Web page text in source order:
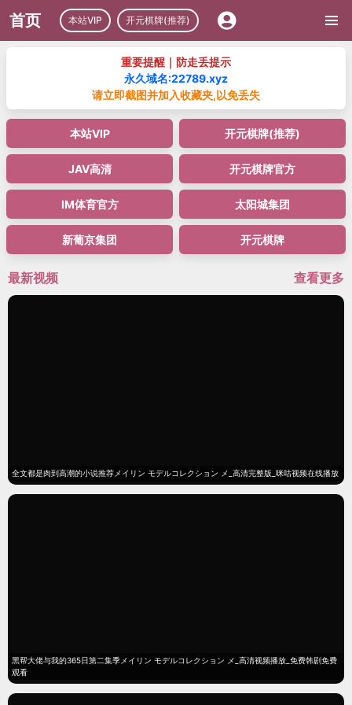
首页 本站VIP 开元棋牌(推荐)
重要提醒｜防走丢提示
永久域名:22789.xyz
请立即截图并加入收藏夹,以免丢失
本站VIP 开元棋牌(推荐)
JAV高清 开元棋牌官方
IM体育官方 太阳城集团
新葡京集团 开元棋牌
最新视频 查看更多
全文都是肉到高潮的小说推荐メイリン モデルコレクション メ_高清完整版_咪咕视频在线播放
黑帮大佬与我的365日第二集季メイリン モデルコレクション メ_高清视频播放_免费韩剧免费
观看